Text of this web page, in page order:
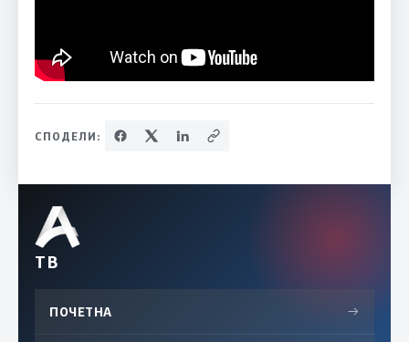
СПОДЕЛИ:
ТВ
ПОЧЕТНА →